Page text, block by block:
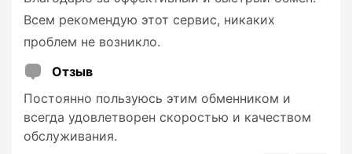
Всем рекомендую этот сервис, никаких
проблем не возникло.
Отзыв
Постоянно пользуюсь этим обменником и
всегда удовлетворен скоростью и качеством
обслуживания.